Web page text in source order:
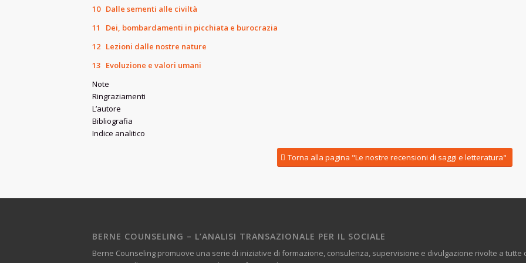
10 Dalle sementi alle civiltà
11 Dei, bombardamenti in picchiata e burocrazia
12 Lezioni dalle nostre nature
13 Evoluzione e valori umani
Note
Ringraziamenti
L’autore
Bibliografia
Indice analitico
Torna alla pagina "Le nostre recensioni di saggi e letteratura"
BERNE COUNSELING – L’ANALISI TRANSAZIONALE PER IL SOCIALE
Berne Counseling promuove una serie di iniziative di formazione, consulenza, supervisione e divulgazione rivolte a